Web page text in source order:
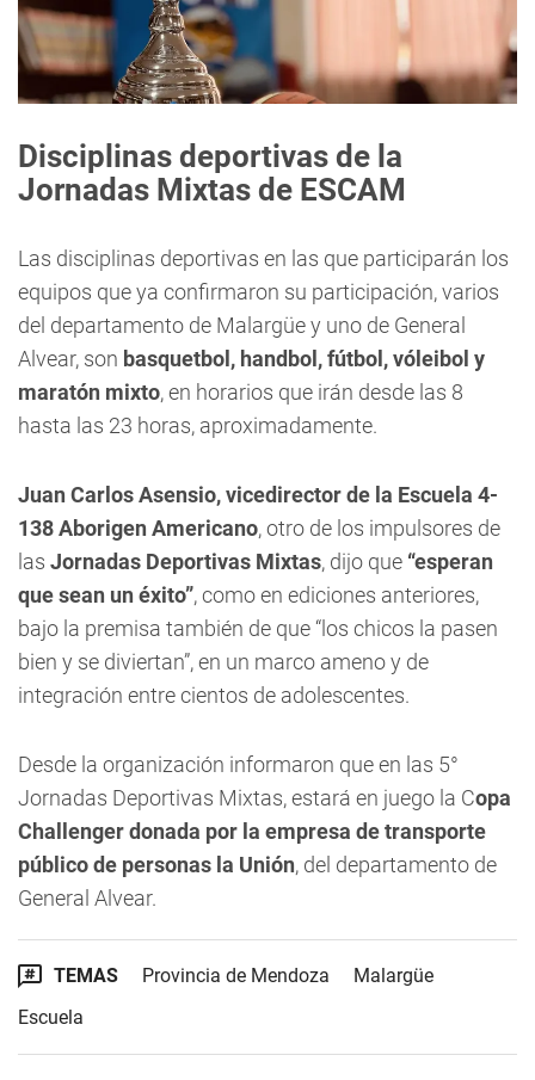
Disciplinas deportivas de la
Jornadas Mixtas de ESCAM
Las disciplinas deportivas en las que participarán los
equipos que ya confirmaron su participación, varios
del departamento de Malargüe y uno de General
Alvear, son basquetbol, handbol, fútbol, vóleibol y
maratón mixto, en horarios que irán desde las 8
hasta las 23 horas, aproximadamente.
Juan Carlos Asensio, vicedirector de la Escuela 4-
138 Aborigen Americano, otro de los impulsores de
las Jornadas Deportivas Mixtas, dijo que “esperan
que sean un éxito”, como en ediciones anteriores,
bajo la premisa también de que “los chicos la pasen
bien y se diviertan”, en un marco ameno y de
integración entre cientos de adolescentes.
Desde la organización informaron que en las 5°
Jornadas Deportivas Mixtas, estará en juego la Copa
Challenger donada por la empresa de transporte
público de personas la Unión, del departamento de
General Alvear.
TEMAS Provincia de Mendoza
Malargüe
Escuela